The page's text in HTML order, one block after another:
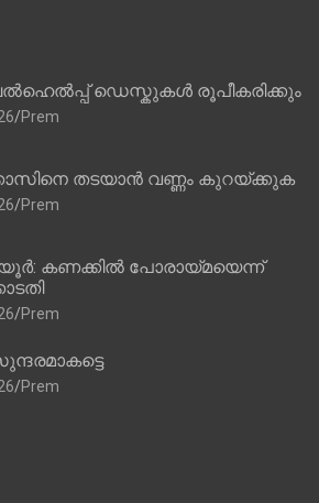
ഡെസ്കുകൾ രൂപീകരിക്കും
Prem
തടയാൻ വണ്ണം കുറയ്ക്കുക
Prem
കണക്കിൽ പോരായ്മയെന്ന്
Prem
Prem